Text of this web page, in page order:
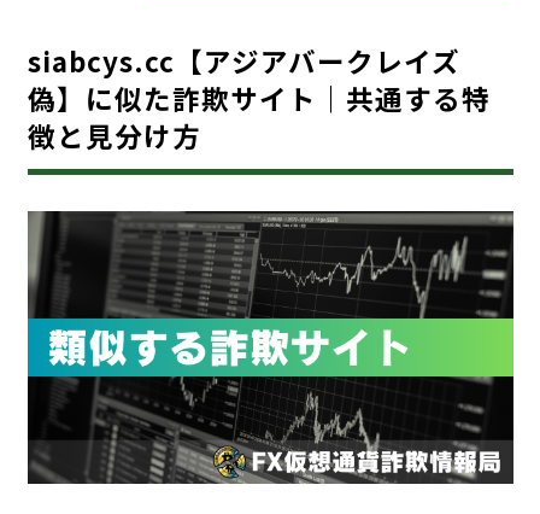
siabcys.cc【アジアバークレイズ
偽】に似た詐欺サイト｜共通する特
徴と見分け方